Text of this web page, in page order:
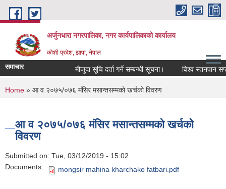
Skip to main content
अर्जुनधारा नगरपालिका, नगर कार्यपालिकाको कार्यालय
कोशी प्रदेश, झापा, नेपाल
समाचार मौजुदा सूचि दर्ता गर्ने सम्बन्धी सूचना। विश्व स्तनपान
You are here
Home » आ व २०७५/०७६ मंसिर मसान्तसम्मको खर्चको विवरण
आ व २०७५/०७६ मंसिर मसान्तसम्मको खर्चको
विवरण
Submitted on: Tue, 03/12/2019 - 15:02
Documents:
mongsir mahina kharchako fatbari.pdf